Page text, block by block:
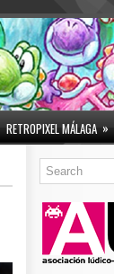
RETROPIXEL MÁLAGA »